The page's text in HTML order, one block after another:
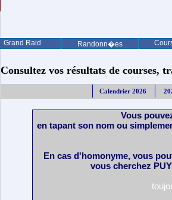
Grand Raid Randonn�es
Consultez vos résultats de courses,
Calendrier 2026
Vous
en tapant son nom ou
En cas d'homonyme, vous
vous cherchez